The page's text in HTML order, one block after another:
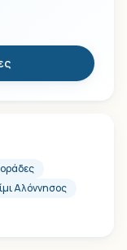
Αλόννησος